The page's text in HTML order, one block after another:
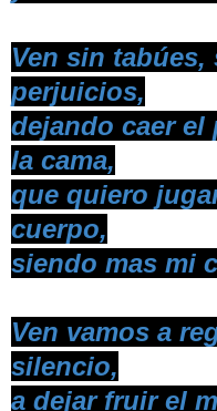
Ven sin
perjuicios,
dejando caer el
la cama,
que quiero
cuerpo,
siendo mas mi
Ven vamos a
silencio,
a dejar fruir el